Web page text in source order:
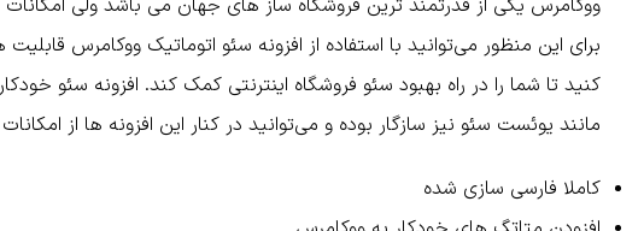
برای این منظور می‌توانید با استفاده از افزونه سئو اتوماتیک ووکامرس
کنید تا شما را در راه بهبود سئو فروشگاه اینترنتی کمک کند. افزونه سئو
مانند یوئست سئو نیز سازگار بوده و می‌توانید در کنار این افزونه ها از
کاملا فارسی سازی شده